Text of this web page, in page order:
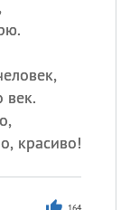
век.
красиво!